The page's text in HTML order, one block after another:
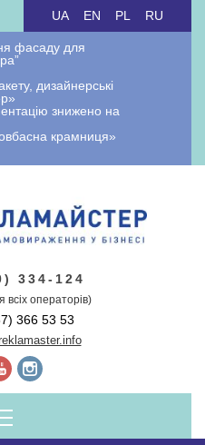
фасаду для
дизайнерські
знижено на
крамниця»
UA EN PL RU
реклами, рекламні
виносна реклама, штендери.
якої складності. Виготовляємо
Оформлення документації та
рекламу.
334-124
операторів)
366 53 53
Menu